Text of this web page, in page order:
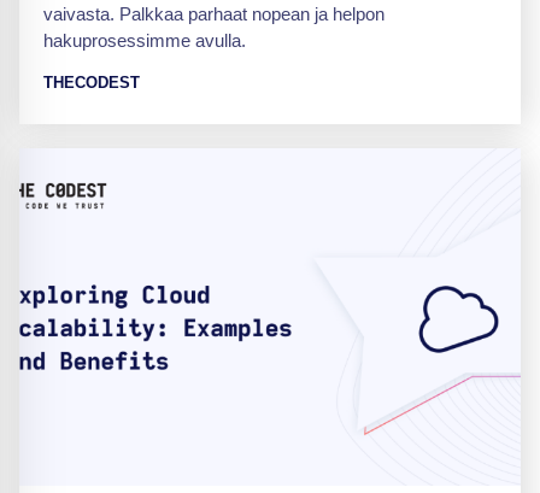
vaivasta. Palkkaa parhaat nopean ja helpon
hakuprosessimme avulla.
THECODEST